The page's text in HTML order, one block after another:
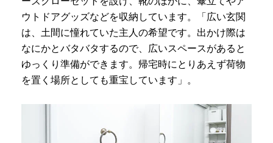
ウトドアグッズなどを収納しています。「広い玄関
は、土間に憧れていた主人の希望です。出かけ際は
なにかとバタバタするので、広いスペースがあると
ゆっくり準備ができます。帰宅時にとりあえず荷物
を置く場所としても重宝しています」。